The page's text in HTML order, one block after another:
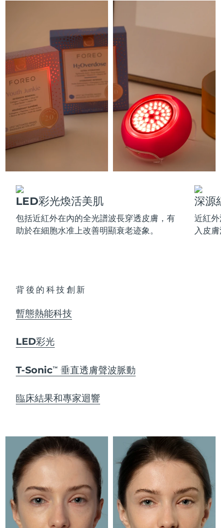
LED彩光煥活美肌
包括近紅外在內的全光譜波長穿透皮膚，有
助於在細胞水准上改善明顯衰老迹象。
深源
近紅
入皮
背後的科技創新
暫態熱能科技
LED彩光
T-SonicTM 垂直透膚聲波脈動
臨床結果和專家迴響
毛孔護理
KIWI™ 皮肤护理
Advanced pore care essentials
護發
LED light hairbrush
LUNA™ Dual-Peptide Scalp
Serum
For healthy hair
更多的
護膚品 男士
全部購買
預計送達日期29/1/2026
法國
法屬玻里尼西亞 預計送達日期 2/2/2026
德國 預計送達日期29/1/2026
直布羅陀 預計送達日期2/2/2026
希臘 預計送達日期 29/1/2026
中國香港特別行政區 預計送達日期30/1/2026
匈牙利 29/1/2026
冰島 預計送達日期30/1/2026
以色列
義大利
哈薩克 預計送達日期
科威特
黎巴嫩 預計送達日期 30/1/2026
立陶宛 預計送達日期 29/1/2026
盧森堡 預計送達日期29/1/2026
中國澳門特別行政區 預計送達日期 31/1/2026